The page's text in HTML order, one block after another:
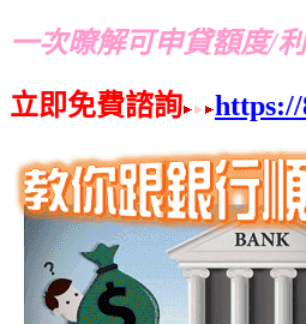
一次暸解可申貸額度/
立即免費諮詢